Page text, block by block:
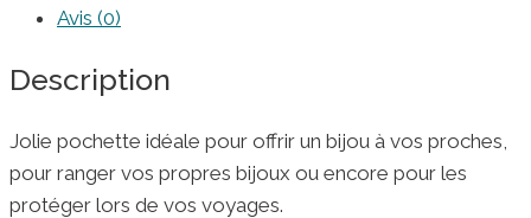
Avis (0)
Description
Jolie pochette idéale pour offrir un bijou à vos proches,
pour ranger vos propres bijoux ou encore pour les
protéger lors de vos voyages.